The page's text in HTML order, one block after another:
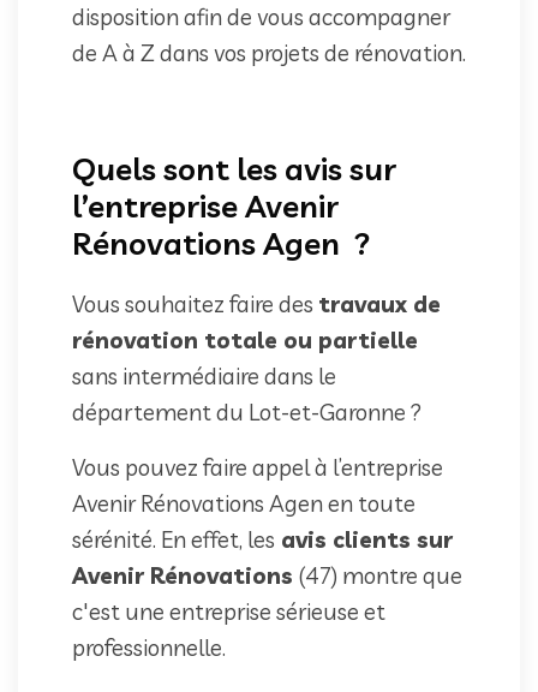
disposition afin de vous accompagner
de A à Z dans vos projets de rénovation.
Quels sont les avis sur
l’entreprise Avenir
Rénovations Agen ?
Vous souhaitez faire des travaux de
rénovation totale ou partielle
sans intermédiaire dans le
département du Lot-et-Garonne ?
Vous pouvez faire appel à l’entreprise
Avenir Rénovations Agen en toute
sérénité. En effet, les avis clients sur
Avenir Rénovations (47) montre que
c'est une entreprise sérieuse et
professionnelle.